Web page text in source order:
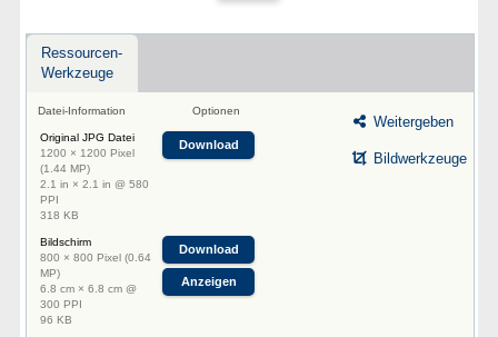
Ressourcen-
Werkzeuge
Datei-Information Optionen
Original JPG Datei
1200 × 1200 Pixel
(1.44 MP)
2.1 in × 2.1 in @ 580
PPI
318 KB
Download
Bildschirm
800 × 800 Pixel (0.64
MP)
6.8 cm × 6.8 cm @
300 PPI
96 KB
Download
Anzeigen
Weitergeben
Bildwerkzeuge